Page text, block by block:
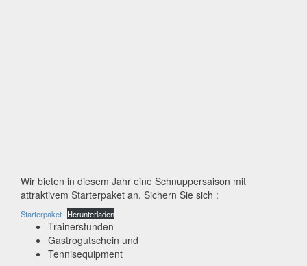
Wir bieten in diesem Jahr eine Schnuppersaison mit
attraktivem Starterpaket an. Sichern Sie sich :
Starterpaket Herunterladen
Trainerstunden
Gastrogutschein und
Tennisequipment